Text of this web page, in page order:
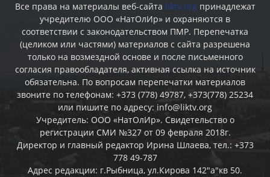
Все права на материалы веб-сайта liktv.org принадлежат
учредителю ООО «НатОлИр» и охраняются в
соответствии с законодательством ПМР. Перепечатка
(целиком или частями) материалов c сайта разрешена
только на возмездной основе и после письменного
согласия правообладателя, активная ссылка на источник
обязательна. По вопросам перепечатки материалов
звоните по телефонам: +373 (778) 49787, +373(778) 25234
или пишите по адресу: info@liktv.org
Учредитель: ООО «НатОлИр». Свидетельство о
регистрации СМИ №327 от 09 февраля 2018г.
Директор и главный редактор Ирина Шлаева, тел.: +373
778 49-787
Адрес редакции: г.Рыбница, ул.Кирова 142"а"кв 50.